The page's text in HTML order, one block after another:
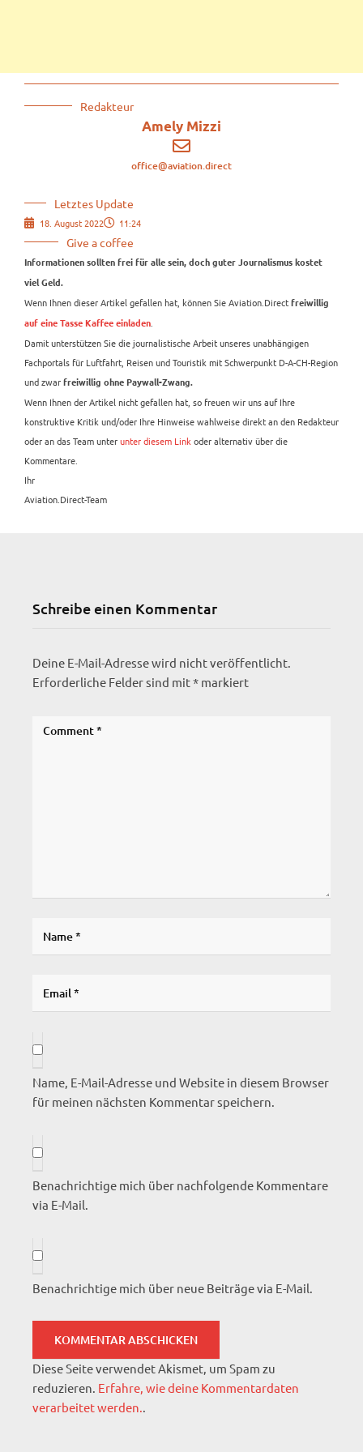
Redakteur
Amely Mizzi
office@aviation.direct
Letztes Update
18. August 2022 11:24
Give a coffee
Informationen sollten frei für alle sein, doch guter Journalismus kostet
viel Geld.
Wenn Ihnen dieser Artikel gefallen hat, können Sie Aviation.Direct freiwillig
auf eine Tasse Kaffee einladen
Damit unterstützen Sie die journalistische Arbeit unseres unabhängigen
Fachportals für Luftfahrt, Reisen und Touristik mit Schwerpunkt D-A-CH-Region
und zwar freiwillig ohne Paywall-Zwang.
Wenn Ihnen der Artikel nicht gefallen hat, so freuen wir uns auf Ihre
konstruktive Kritik und/oder Ihre Hinweise wahlweise direkt an den Redakteur
oder an das Team unterunter diesem Link oder alternativ über die
Kommentare.
Ihr
Aviation.Direct-Team
Schreibe einen Kommentar
Deine E-Mail-Adresse wird nicht veröffentlicht.
Erforderliche Felder sind mit* markiert
Name, E-Mail-Adresse und Website in diesem Browser
für meinen nächsten Kommentar speichern.
Benachrichtige mich über nachfolgende Kommentare
via E-Mail.
Benachrichtige mich über neue Beiträge via E-Mail.
Diese Seite verwendet Akismet, um Spam zu
reduzieren. Erfahre, wie deine Kommentardaten
verarbeitet werden..